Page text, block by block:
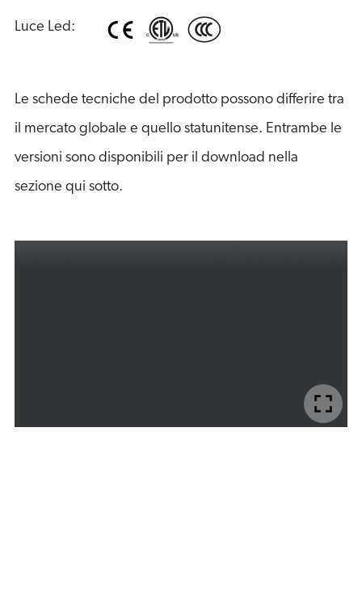
Luce Led:
Le schede tecniche del prodotto possono differire tra
il mercato globale e quello statunitense. Entrambe le
versioni sono disponibili per il download nella
sezione qui sotto.